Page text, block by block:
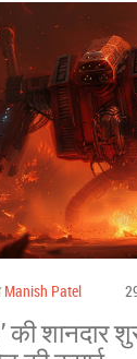
Manish Patel
की शानदार